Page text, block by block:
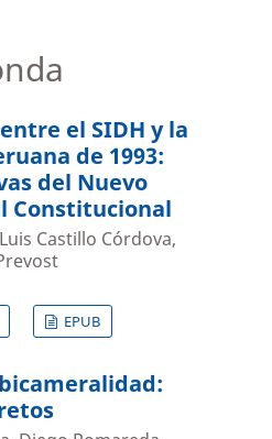
el SIDH y la
de 1993:
del Nuevo
Constitucional
Castillo Córdova,
EPUB